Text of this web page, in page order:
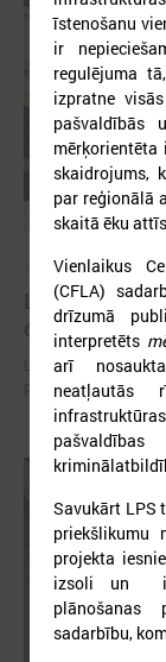
2026. gada 15. jūlijs
LPS:
detalizētu
LPS: Interaktīvā
par skolu tīklu
īstenošanu
ir
regulējuma
izpratne
skaidrojums,
par reģionālā
skaitā ēku
Vienlaikus
(CFLA)
drīzumā
interpretēts
arī
neatļautās
Savukārt LPS
projekta
izsoli un
plānošanas
sadarbību,